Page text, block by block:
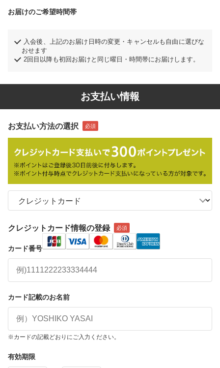
お届けのご希望時間帯
入会後、上記のお届け日時の変更・キャンセルも自由に選びな
おせます
2回目以降も初回お届けと同じ曜日・時間帯にお届けします。
お支払い情報
お支払い方法の選択
クレジットカード情報の登録
カード番号
カード記載のお名前
※カードの記載どおりにご入力ください。
有効期限